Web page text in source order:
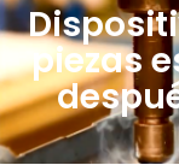
piezas